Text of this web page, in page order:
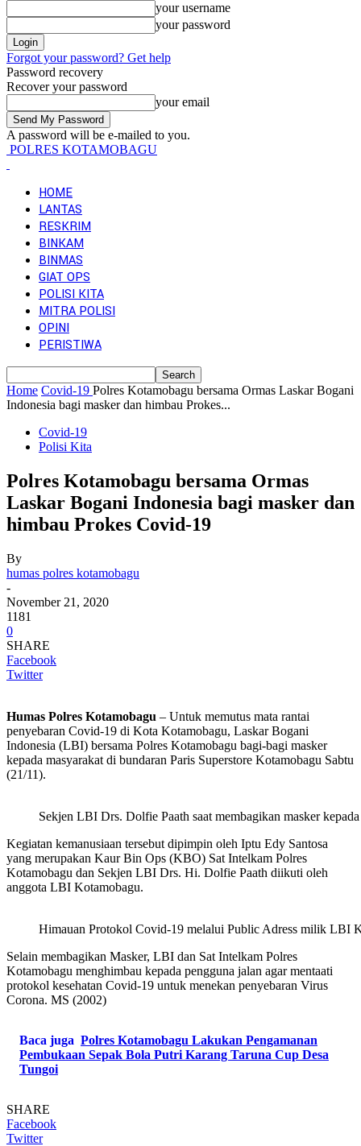
your username
your password
Forgot your password? Get help
Password recovery
Recover your password
your email
A password will be e-mailed to you.
POLRES KOTAMOBAGU
HOME
LANTAS
RESKRIM
BINKAM
BINMAS
GIAT OPS
POLISI KITA
MITRA POLISI
OPINI
PERISTIWA
Home Covid-19 Polres Kotamobagu bersama Ormas Laskar Bogani
Indonesia bagi masker dan himbau Prokes...
Covid-19
Polisi Kita
Polres Kotamobagu bersama Ormas
Laskar Bogani Indonesia bagi masker dan
himbau Prokes Covid-19
By
humas polres kotamobagu
-
November 21, 2020
1181
0
SHARE
Facebook
Twitter
Humas Polres Kotamobagu – Untuk memutus mata rantai
penyebaran Covid-19 di Kota Kotamobagu, Laskar Bogani
Indonesia (LBI) bersama Polres Kotamobagu bagi-bagi masker
kepada masyarakat di bundaran Paris Superstore Kotamobagu Sabtu
(21/11).
Sekjen LBI Drs. Dolfie Paath saat membagikan masker
Kegiatan kemanusiaan tersebut dipimpin oleh Iptu Edy Santosa
yang merupakan Kaur Bin Ops (KBO) Sat Intelkam Polres
Kotamobagu dan Sekjen LBI Drs. Hi. Dolfie Paath diikuti oleh
anggota LBI Kotamobagu.
Himauan Protokol Covid-19 melalui Public Adress milik LBI
Selain membagikan Masker, LBI dan Sat Intelkam Polres
Kotamobagu menghimbau kepada pengguna jalan agar mentaati
protokol kesehatan Covid-19 untuk menekan penyebaran Virus
Corona. MS (2002)
Baca juga Polres Kotamobagu Lakukan Pengamanan
Pembukaan Sepak Bola Putri Karang Taruna Cup Desa
Tungoi
SHARE
Facebook
Twitter